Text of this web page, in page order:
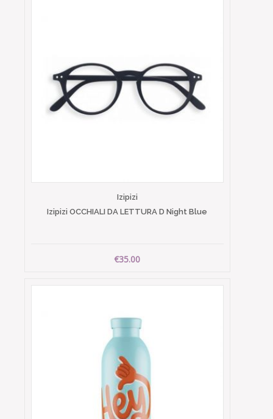
Izipizi
Izipizi OCCHIALI DA LETTURA D Night Blue
€35.00